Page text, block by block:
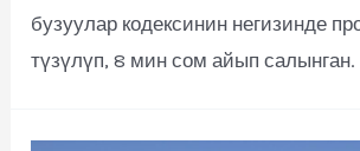
бузуулар кодексинин негизинде
түзүлүп, 8 мин сом айып салынган.